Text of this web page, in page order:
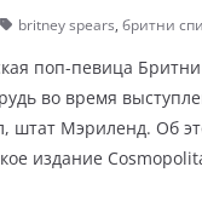
britney spears, бритни
поп-певица
во время
штат Мэриленд. Об
издание